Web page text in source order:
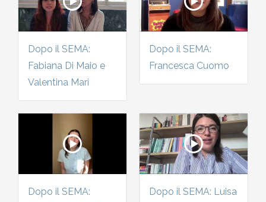
Dopo il SEMA:
Fabiana Di Maio e
Valentina Mari
Dopo il SEMA:
Francesca Cuomo
Dopo il SEMA:
Dopo il SEMA: Luisa
2010-2011
2009-2010
2008-2009
2007-2008
Storia: 2015
Storia: 2010